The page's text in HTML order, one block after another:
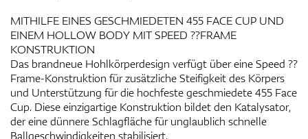
MITHILFE EINES GESCHMIEDETEN 455 FACE CUP UND
EINEM HOLLOW BODY MIT SPEED ??FRAME
KONSTRUKTION
Das brandneue Hohlkörperdesign verfügt über eine Speed ??
Frame-Konstruktion für zusätzliche Steifigkeit des Körpers
und Unterstützung für die hochfeste geschmiedete 455 Face
Cup. Diese einzigartige Konstruktion bildet den Katalysator,
der eine dünnere Schlagfläche für unglaublich schnelle
Ballgeschwindigkeiten stabilisiert.